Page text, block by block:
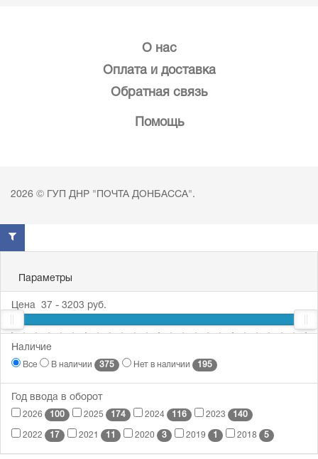
О нас
Оплата и доставка
Обратная связь
Помощь
2026 © ГУП ДНР "ПОЧТА ДОНБАССА".
Параметры
Цена 37 - 3203 руб.
37Наличие
Все В наличии 375 Нет в наличии 195
Год ввода в оборот
2026 100 2025 174 2024 116 2023 140
2022 17 2021 11 2020 3 2019 1 2018 5